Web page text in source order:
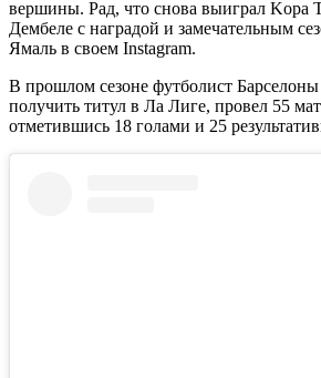
вершины. Рад, что снова выиграл Kopa
Дембеле с наградой и замечательным
Ямаль в своем Instagram.
В прошлом сезоне футболист
получить титул в Ла Лиге, провел 55
отметившись 18 голами и 25